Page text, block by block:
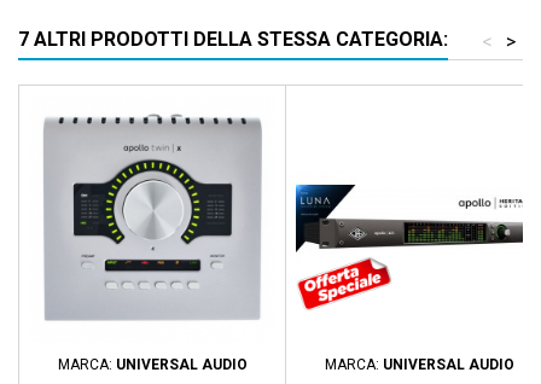
7 ALTRI PRODOTTI DELLA STESSA CATEGORIA: >
<
MARCA: UNIVERSAL AUDIO MARCA: UNIVERSAL AUDIO